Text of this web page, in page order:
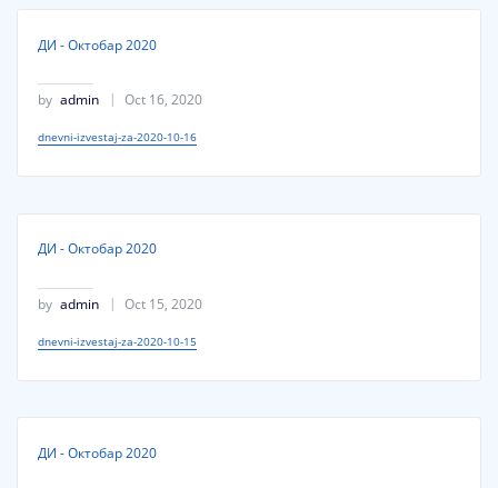
ДИ - Октобар 2020
by admin Oct 16, 2020
dnevni-izvestaj-za-2020-10-16
ДИ - Октобар 2020
by admin Oct 15, 2020
dnevni-izvestaj-za-2020-10-15
ДИ - Октобар 2020